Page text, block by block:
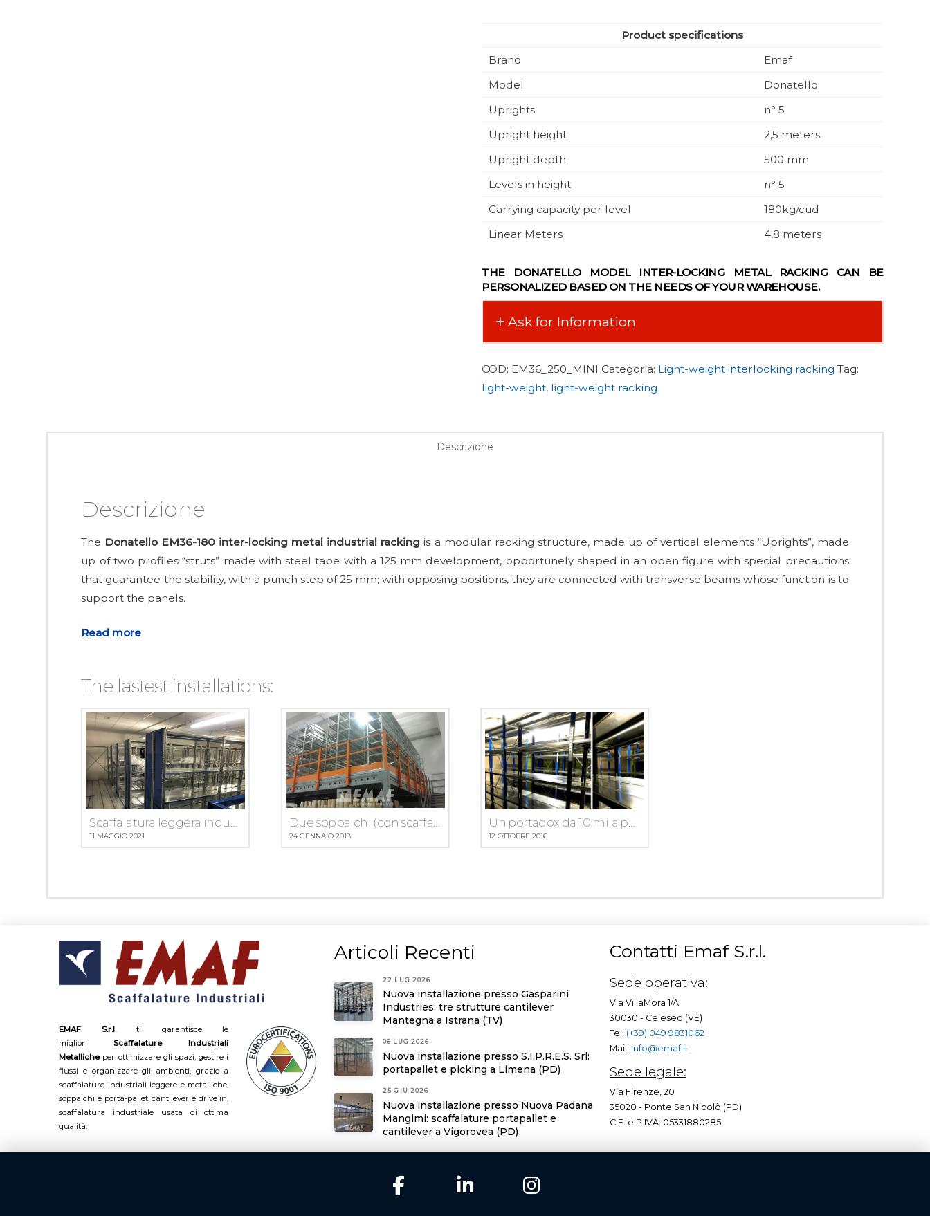
Product specifications
Brand
Emaf
Model
Donatello
Uprights
n° 5
Upright height
2,5 meters
Upright depth
500 mm
Levels in height
n° 5
Carrying capacity per level
180kg/cud
Linear Meters
4,8 meters
THE DONATELLO MODEL INTER-LOCKING METAL RACKING CAN BE
PERSONALIZED BASED ON THE NEEDS OF YOUR WAREHOUSE.
Ask for Information
COD: EM36_250_MINI Categoria: Light-weight interlocking racking Tag:
light-weight, light-weight racking
Descrizione
Descrizione
The Donatello EM36-180 inter-locking metal industrial racking is a modular racking structure, made up of vertical elements “Uprights”, made
up of two profiles “struts” made with steel tape with a 125 mm development, opportunely shaped in an open figure with special precautions
that guarantee the stability, with a punch step of 25 mm; with opposing positions, they are connected with transverse beams whose function is to
support the panels.
Read more
The lastest installations:
11 MAGGIO 2021 24 GENNAIO 2018 12 OTTOBRE 2016
EMAF S.r.l.ti garantisce le
miglioriScaffalature Industriali
Metallicheper ottimizzare gli spazi, gestire i
flussi e organizzare gli ambienti, grazie a
scaffalature industriali leggere e metalliche,
soppalchi e porta-pallet, cantilever e drive in,
scaffalatura industriale usata di ottima
qualità.
Articoli Recenti
22 LUG 2026
Nuova installazione presso Gasparini
Industries: tre strutture cantilever
Mantegna a Istrana (TV)
06 LUG 2026
Nuova installazione presso S.I.P.R.E.S. Srl:
portapallet e picking a Limena (PD)
25 GIU 2026
Nuova installazione presso Nuova Padana
Mangimi: scaffalature portapallet e
cantilever a Vigorovea (PD)
Contatti Emaf S.r.l.
Sede operativa:
Via VillaMora 1/A
30030 - Celeseo (VE)
Tel: (+39) 049 9831062
Mail: info@emaf.it
Sede legale:
Via Firenze, 20
35020 - Ponte San Nicolò (PD)
C.F. e P.IVA: 05331880285